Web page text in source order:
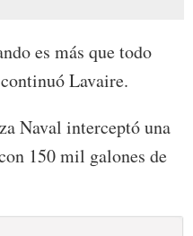
es más que todo
Lavaire.
Naval interceptó una
150 mil galones de